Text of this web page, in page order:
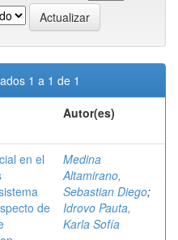
1 a 1 de 1
Autor(es)
en el
de
Medina
Altamirano,
Sebastian Diego;
Idrovo Pauta,
Karla Sofía